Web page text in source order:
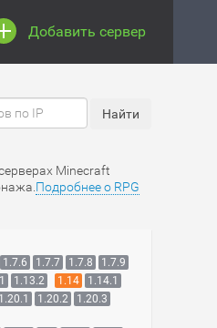
Добавить сервер
Minecraft
Подробнее о RPG
1.7.6 1.7.7 1.7.8
1.7.9
1.13.2 1.14
1.14.1
1.20.1 1.20.2
1.20.3